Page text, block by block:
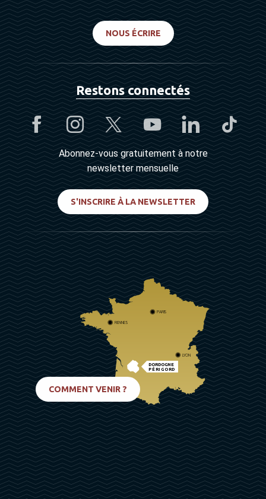
NOUS ÉCRIRE
Restons connectés
Abonnez-vous gratuitement à notre
newsletter mensuelle
S'INSCRIRE À LA NEWSLETTER
DORDOGNE
PÉRIGORD
PARIS
RENNES
LYON
COMMENT VENIR ?